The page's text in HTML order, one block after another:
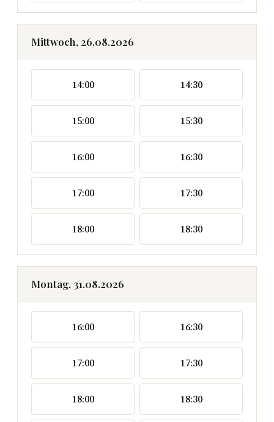
Mittwoch, 26.08.2026
14:00 14:30
15:00 15:30
16:00 16:30
17:00 17:30
18:00 18:30
Montag, 31.08.2026
16:00 16:30
17:00 17:30
18:00 18:30